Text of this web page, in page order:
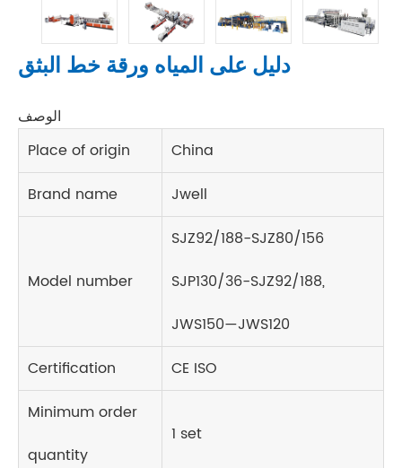
دليل على المياه ورقة خط البثق
الوصف
Place of origin
China
Brand name
Jwell
Model number
SJZ92/188-SJZ80/156
SJP130/36-SJZ92/188,
JWS150—JWS120
Certification
CE ISO
Minimum order
quantity
1 set